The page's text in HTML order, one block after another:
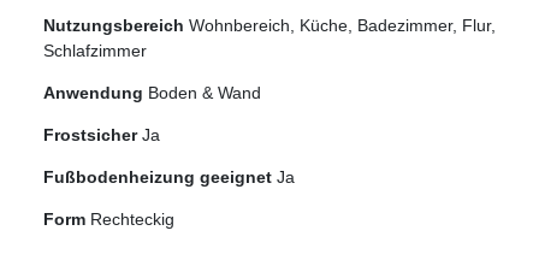
Nutzungsbereich Wohnbereich, Küche, Badezimmer, Flur,
Schlafzimmer
Anwendung Boden & Wand
Frostsicher Ja
Fußbodenheizung geeignet Ja
Form Rechteckig